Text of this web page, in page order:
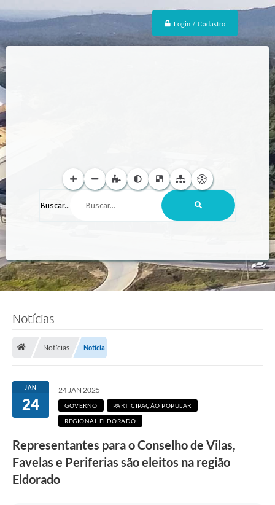
Login / Cadastro
Buscar...
Notícias
Notícias Notícia
JAN
24
24 JAN 2025
GOVERNO PARTICIPAÇÃO POPULAR
REGIONAL ELDORADO
Representantes para o Conselho de Vilas,
Favelas e Periferias são eleitos na região
Eldorado
R
o
i
e
V